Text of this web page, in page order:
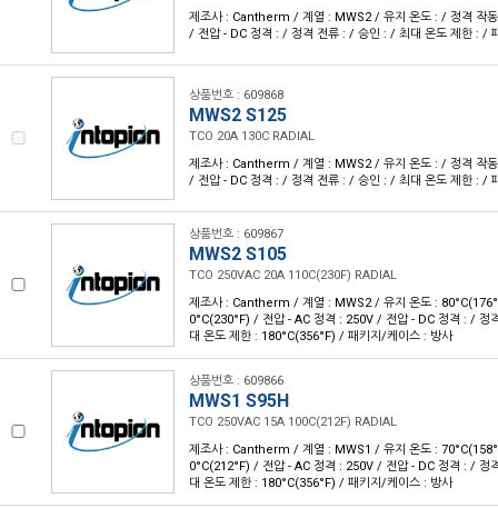
제조사 : Cantherm / 계열 : MWS2 / 유지 온도 : / 정격 작
/ 전압 - DC 정격 : / 정격 전류 : / 승인 : / 최대 온도 제한 : /
상품번호 : 609868
MWS2 S125
TCO 20A 130C RADIAL
제조사 : Cantherm / 계열 : MWS2 / 유지 온도 : / 정격 작
/ 전압 - DC 정격 : / 정격 전류 : / 승인 : / 최대 온도 제한 : /
상품번호 : 609867
MWS2 S105
TCO 250VAC 20A 110C(230F) RADIAL
제조사 : Cantherm / 계열 : MWS2 / 유지 온도 :
0°C(230°F) / 전압 - AC 정격 : 250V / 전압 - DC 정격 : / 정
대 온도 제한 : 180°C(356°F) / 패키지/케이스 : 방사
상품번호 : 609866
MWS1 S95H
TCO 250VAC 15A 100C(212F) RADIAL
제조사 : Cantherm / 계열 : MWS1 / 유지 온도 :
0°C(212°F) / 전압 - AC 정격 : 250V / 전압 - DC 정격 : / 정
대 온도 제한 : 180°C(356°F) / 패키지/케이스 : 방사